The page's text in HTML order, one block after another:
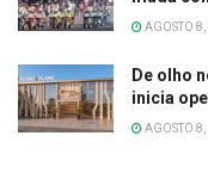
AGOSTO
De olho
inicia
AGOSTO